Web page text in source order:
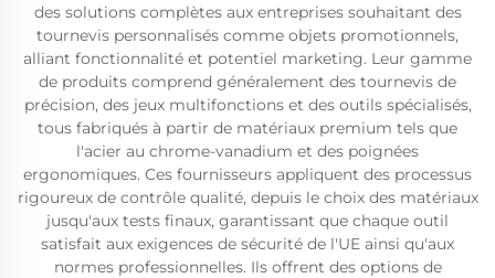
des solutions complètes aux entreprises souhaitant des
tournevis personnalisés comme objets promotionnels,
alliant fonctionnalité et potentiel marketing. Leur gamme
de produits comprend généralement des tournevis de
précision, des jeux multifonctions et des outils spécialisés,
tous fabriqués à partir de matériaux premium tels que
l'acier au chrome-vanadium et des poignées
ergonomiques. Ces fournisseurs appliquent des processus
rigoureux de contrôle qualité, depuis le choix des matériaux
jusqu'aux tests finaux, garantissant que chaque outil
satisfait aux exigences de sécurité de l'UE ainsi qu'aux
normes professionnelles. Ils offrent des options de